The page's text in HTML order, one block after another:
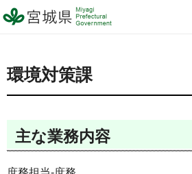
宮城県 Miyagi Prefectural
Government
環境対策課
主な業務内容